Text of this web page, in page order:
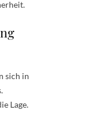
sich in
Lage.